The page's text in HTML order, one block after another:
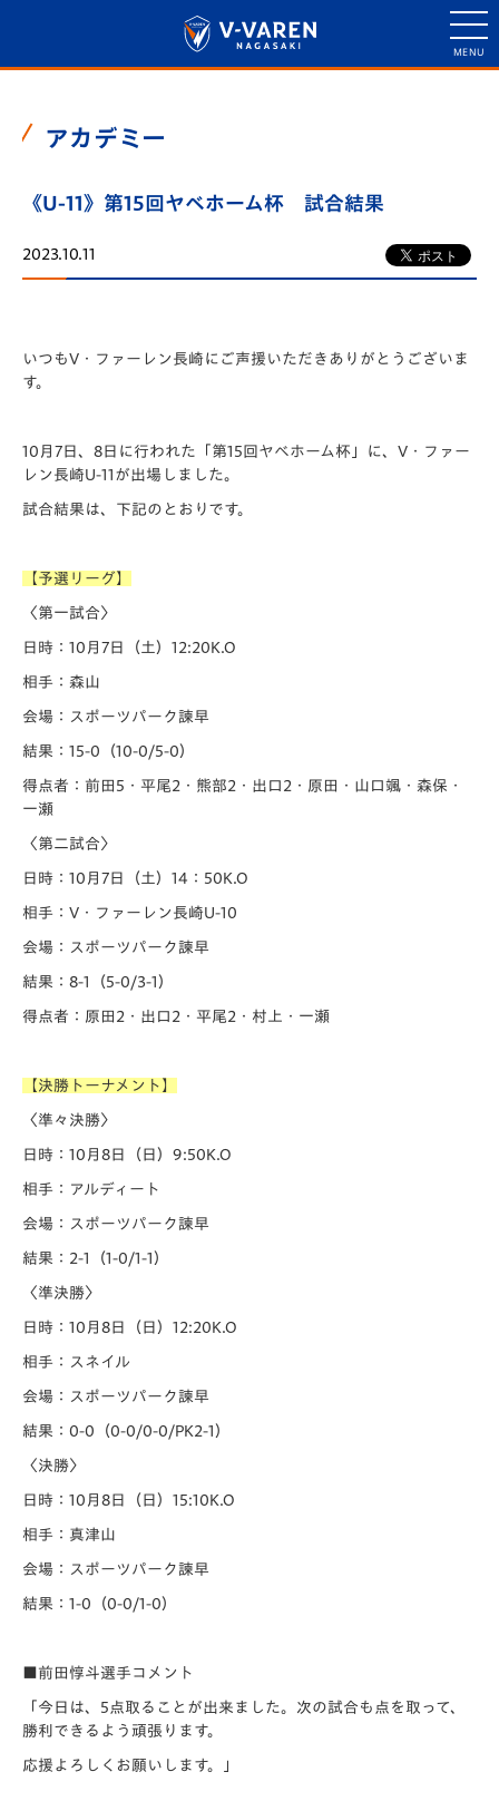
アカデミー
《U-11》第15回ヤベホーム杯 試合結果
2023.10.11
いつもV・ファーレン長崎にご声援いただきありがとうございま
す。
10月7日、8日に行われた「️第15回ヤベホーム杯」に、V・ファー
レン長崎U-11が出場しました。
試合結果は、下記のとおりです。
【予選リーグ】
〈第一試合〉
日時：10月7日（土）12:20K.O
相手：森山
会場：スポーツパーク諫早
結果：15-0（10-0/5-0）
得点者：前田5・平尾2・熊部2・出口2・原田・山口颯・森保・
一瀬
〈第二試合〉
日時：10月7日（土）14：50K.O
相手：V・ファーレン長崎U-10
会場：スポーツパーク諫早
結果：8-1（5-0/3-1）
得点者：原田2・出口2・平尾2・村上・一瀬
【決勝トーナメント 】
〈準々決勝〉
日時：10月8日（日）9:50K.O
相手：アルディート
会場：スポーツパーク諫早
結果：2-1（1-0/1-1）
〈準決勝〉
日時：10月8日（日）12:20K.O
相手：スネイル
会場：スポーツパーク諫早
結果：0-0（0-0/0-0/PK2-1）
〈決勝〉
日時：10月8日（日）15:10K.O
相手：真津山
会場：スポーツパーク諫早
結果：1-0（0-0/1-0）
■前田惇斗選手コメント
「今日は、5点取ることが出来ました。次の試合も点を取って、
勝利できるよう頑張ります。
応援よろしくお願いします。」